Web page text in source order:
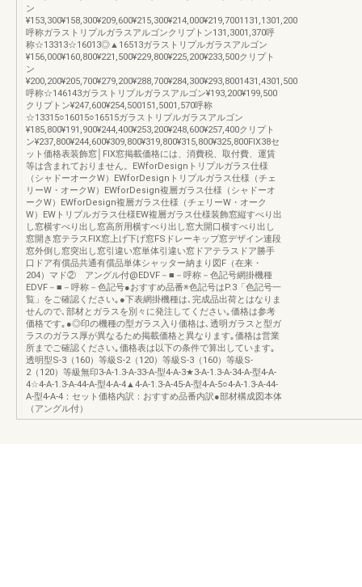
ン
¥153,300¥158,300¥209,600¥215,300¥214,000¥219,7001131,1301,200
呼称ガラストリプルガラスアルゴンクリプトン131,3001,370呼
称☆13313☆16013◎▲16513ガラストリプルガラスアルゴン
¥156,000¥160,800¥221,500¥229,800¥225,200¥233,500クリプト
ン
¥200,200¥205,700¥279,200¥288,700¥284,300¥293,8001431,4301,500
呼称☆146143ガラストリプルガラスアルゴン¥193,200¥199,500
クリプトン¥247,600¥254,500151,5001,570呼称
☆13315○16015○16515ガラストリプルガラスアルゴン
¥185,800¥191,900¥244,400¥253,200¥248,600¥257,400クリプト
ン¥237,800¥244,600¥309,800¥319,800¥315,800¥325,800FIX38セ
ット価格表装飾窓│FIX窓掲載価格には、消費税、取付費、運賃
等は含まれておりません。EWforDesignトリプルガラス仕様
（シャドーオークW）EWforDesignトリプルガラス仕様（チェ
リーW・オークW）EWforDesign複層ガラス仕様（シャドーオ
ークW）EWforDesign複層ガラス仕様（チェリーW・オーク
W）EWトリプルガラス仕様EW複層ガラス仕様装飾窓縦すべり出
し窓横すべり出し窓高所用横すべり出し窓大開口横すべり出し
窓開き窓テラスFIX窓上げ下げ窓FSドレーキップ窓デザイン連段
窓外倒し窓突出し窓引違い窓単体引違い窓ドアテラスドア勝手
口ドア有償品共通有償品単体シャッター納まり図F（在来・
204）マド② アングル付@EDVF－■－呼称－色記号網掛機種
EDVF－■－呼称－色記号●おすすめ品番※色記号はP.3「色記号一
覧」をご確認ください｡●下表網掛機種は､完成品出荷とはなりま
せんので､部材とガラスを別々に発注してください｡価格は参考
価格です｡●◎印の機種の型ガラス入り価格は､透明ガラスと型ガ
ラスのガラス厚が異なるため掲載価格と異なります｡価格は営業
所までご確認ください｡価格表は以下の条件で算出しています｡
透明型S-3（160）等級S-2（120）等級S-3（160）等級S-
2（120）等級無印3-A-1.3-A-33-A-型4-A-3★3-A-1.3-A-34-A-型4-A-
4☆4-A-1.3-A-44-A-型4-A-4▲4-A-1.3-A-45-A-型4-A-5○4-A-1.3-A-44-
A-型4-A-4：セット価格内訳：おすすめ品番内訳●部材構成図本体
（アングル付）